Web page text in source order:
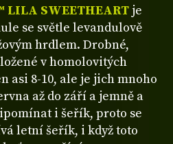
LILA SWEETHEART je
se světle levandulově
hrdlem. Drobné,
v homolovitých
asi 8-10, ale je jich mnoho
až do září a jemně a
i šeřík, proto se
letní šeřík, i když toto